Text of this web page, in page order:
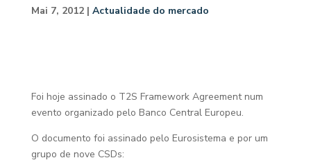
Mai 7, 2012| Actualidade do mercado
Foi hoje assinado o T2S Framework Agreement num
evento organizado pelo Banco Central Europeu.
O documento foi assinado pelo Eurosistema e por um
grupo de nove CSDs: